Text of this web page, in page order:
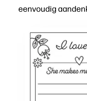
eenvoudig
Print-and-Go -
Begeleide
Creëert een
Flexibel voor